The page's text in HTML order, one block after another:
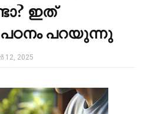
ഇത്
പറയുന്നു
2025